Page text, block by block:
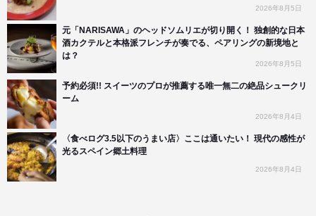
2026年8月5日
元「NARISAWA」のヘッドソムリエが切り開く！ 独創的な日本
酒カクテルと本格派フレンチが奏でる、ペアリングの新境地と
は？
2026年8月5日
予約必須!! スイーツのプロが推薦する唯一無二の絶品シュークリ
ーム
2026年8月4日
〈食べログ3.5以下のうまい店〉ここは通いたい！ 現代の感性が
光るスペイン郷土料理
2026年8月4日